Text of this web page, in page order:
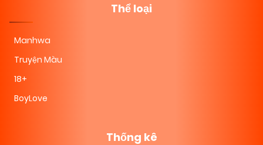
Thể loại
Manhwa
Truyện Màu
18+
BoyLove
Thống kê